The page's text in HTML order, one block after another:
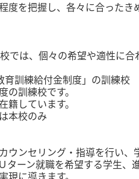
度を把握し、各々に合った
では、個々の希望や適性に合
訓練給付金制度」の訓練校
訓練校です。
しています。
本校のみ
ウンセリング・指導を行い
ターン就職を希望する学生
に導きます。